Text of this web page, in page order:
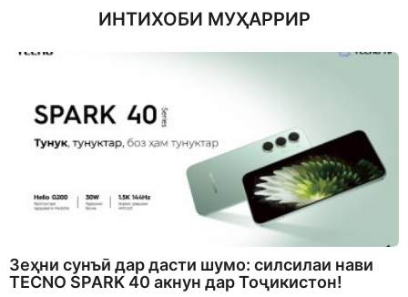
ИНТИХОБИ МУҲАРРИР
Зеҳни сунъӣ дар дасти шумо: силсилаи нави
TECNO SPARK 40 акнун дар Тоҷикистон!